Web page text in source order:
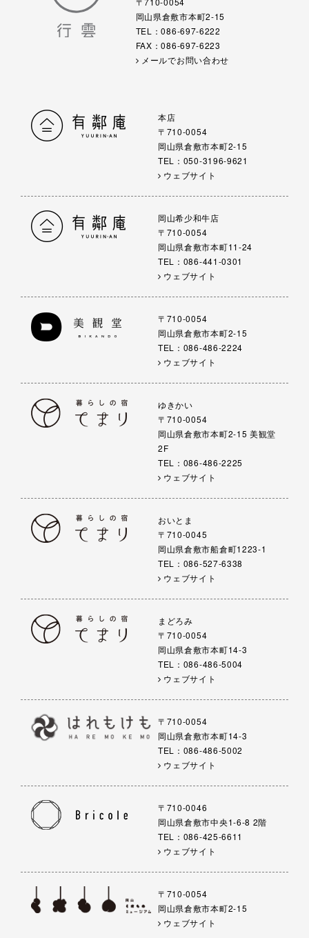
岡山県倉敷市本町2-15
TEL：086-697-6222
FAX：086-697-6223
メールでお問い合わせ
本店
〒710-0054
岡山県倉敷市本町2-15
TEL：050-3196-9621
ウェブサイト
岡山希少和牛店
〒710-0054
岡山県倉敷市本町11-24
TEL：086-441-0301
ウェブサイト
〒710-0054
岡山県倉敷市本町2-15
TEL：086-486-2224
ウェブサイト
ゆきかい
〒710-0054
岡山県倉敷市本町2-15 美観堂
2F
TEL：086-486-2225
ウェブサイト
おいとま
〒710-0045
岡山県倉敷市船倉町1223-1
TEL：086-527-6338
ウェブサイト
まどろみ
〒710-0054
岡山県倉敷市本町14-3
TEL：086-486-5004
ウェブサイト
〒710-0054
岡山県倉敷市本町14-3
TEL：086-486-5002
ウェブサイト
〒710-0046
岡山県倉敷市中央1-6-8 2階
TEL：086-425-6611
ウェブサイト
〒710-0054
岡山県倉敷市本町2-15
ウェブサイト